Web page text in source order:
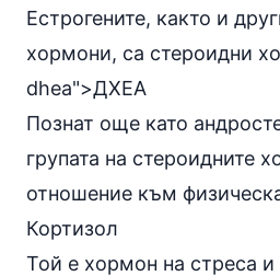
Естрогените, както и
хормони, са стероидни
dhea">ДХЕА
Познат още като
групата на стероидните
отношение към
Кортизол
Той е хормон на стреса и